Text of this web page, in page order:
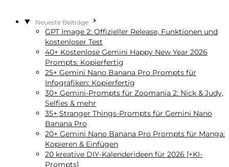
Neueste Beiträge
GPT Image 2: Offizieller Release, Funktionen und
kostenloser Test
40+ Kostenlose Gemini Happy New Year 2026
Prompts: Kopierfertig
25+ Gemini Nano Banana Pro Prompts für
Infografiken: Kopierfertig
30+ Gemini-Prompts für Zoomania 2: Nick & Judy,
Selfies & mehr
35+ Stranger Things-Prompts für Gemini Nano
Banana Pro
20+ Gemini Nano Banana Pro Prompts für Manga:
Kopieren & Einfügen
20 kreative DIY-Kalenderideen für 2026 [+KI-
Prompts]